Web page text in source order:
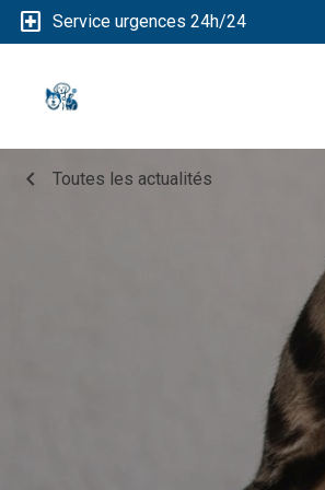
local_hospital Service urgences 24h/24
chevron_left Toutes les actualités